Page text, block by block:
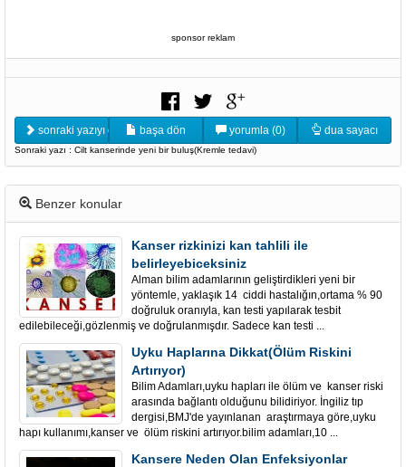
sponsor reklam
sonraki yazıyı oku başa dön yorumla (0) dua sayacı
Sonraki yazı : Cilt kanserinde yeni bir buluş(Kremle tedavi)
Benzer konular
Kanser rizkinizi kan tahlili ile
belirleyebiceksiniz
Alman bilim adamlarının geliştirdikleri yeni bir
yöntemle, yaklaşık 14 ciddi hastalığın,ortama % 90
doğruluk oranıyla, kan testi yapılarak tesbit
edilebileceği,gözlenmiş ve doğrulanmışdır. Sadece kan testi ...
Uyku Haplarına Dikkat(Ölüm Riskini
Artırıyor)
Bilim Adamları,uyku hapları ile ölüm ve kanser riski
arasında bağlantı olduğunu bilidiriyor. İngiliz tıp
dergisi,BMJ'de yayınlanan araştırmaya göre,uyku
hapı kullanımı,kanser ve ölüm riskini artırıyor.bilim adamları,10 ...
Kansere Neden Olan Enfeksiyonlar